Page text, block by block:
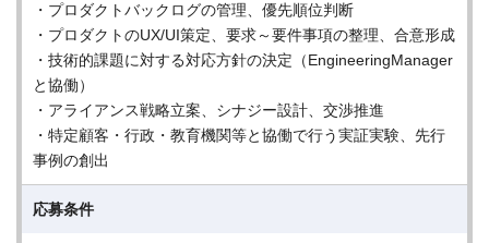
・プロダクトバックログの管理、優先順位判断
・プロダクトのUX/UI策定、要求～要件事項の整理、合意形成
・技術的課題に対する対応方針の決定（EngineeringManager
と協働）
・アライアンス戦略立案、シナジー設計、交渉推進
・特定顧客・行政・教育機関等と協働で行う実証実験、先行
事例の創出
応募条件